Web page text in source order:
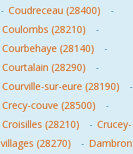
- Coudreceau (28400)
-
Coulombs (28210)
-
Courbehaye (28140)
-
Courtalain (28290)
-
Courville-sur-eure (28190)
-
Crecy-couve (28500)
-
Croisilles (28210)
- Crucey-
villages (28270)
- Dambron